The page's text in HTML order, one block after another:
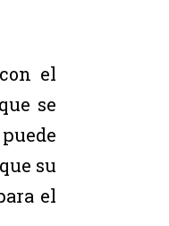
el
se
su
el